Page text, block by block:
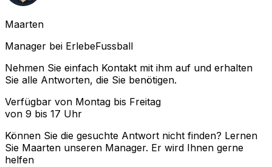
Maarten
Manager bei ErlebeFussball
Nehmen Sie einfach Kontakt mit ihm auf und erhalten
Sie alle Antworten, die Sie benötigen.
Verfügbar von Montag bis Freitag
von 9 bis 17 Uhr
Können Sie die gesuchte Antwort nicht finden? Lernen
Sie Maarten unseren Manager. Er wird Ihnen gerne
helfen